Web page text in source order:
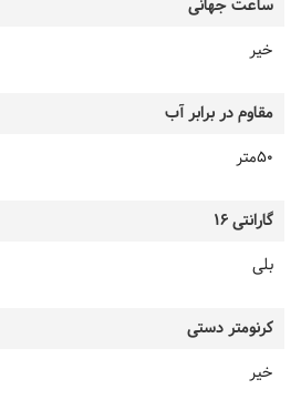
ساعت جهانی
خیر
مقاوم در برابر آب
50متر
گارانتی 16
بلی
کرنومتر دستی
خیر